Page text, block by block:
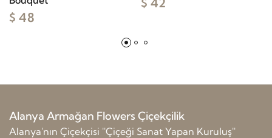
$ 48
Alanya Armağan Flowers Çiçekçilik
Alanya'nın Çiçekçisi ''Çiçeği Sanat Yapan Kuruluş''